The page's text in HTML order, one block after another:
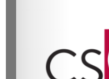
Contattaci